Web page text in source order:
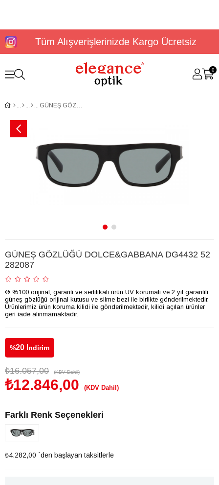
Tüm Alışverişlerinizde Kargo Ücretsiz
0
GÜNEŞ GÖZLÜĞÜ DOLCE&GABBANA DG4432 52 282087
GÜNEŞ GÖZLÜĞÜ DOLCE&GABBANA DG4432 52
282087
® %100 orijinal, garanti ve sertifikalı ürün UV korumalı ve 2 yıl garantili
güneş gözlüğü orijinal kutusu ve silme bezi ile birlikte gönderilmektedir.
Ürünlerimiz ürün koruma kilidi ile gönderilmektedir, kilidi açılan ürünler
geri iade alınmamaktadır.
%20 İndirim
₺16.057,00 (KDV Dahil)
₺12.846,00 (KDV Dahil)
Farklı Renk Seçenekleri
Tükendi
₺4.282,00 `den başlayan taksitlerle